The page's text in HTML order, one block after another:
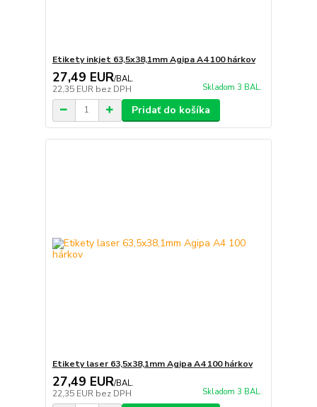
Etikety inkjet 63,5x38,1mm Agipa A4 100 hárkov
27,49 EUR/BAL.
22,35 EUR bez DPH Skladom 3 BAL.
Pridať do košíka
Etikety laser 63,5x38,1mm Agipa A4 100 hárkov
27,49 EUR/BAL.
22,35 EUR bez DPH Skladom 3 BAL.